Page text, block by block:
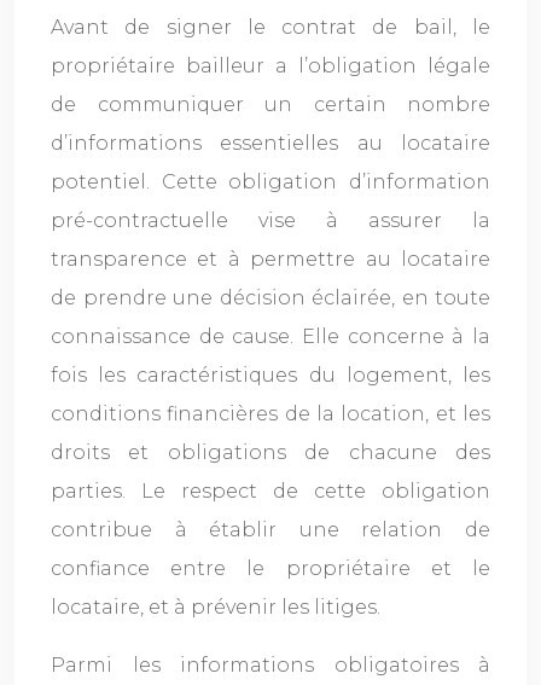
Avant de signer le contrat de bail, le
propriétaire bailleur a l’obligation légale
de communiquer un certain nombre
d’informations essentielles au locataire
potentiel. Cette obligation d’information
pré-contractuelle vise à assurer la
transparence et à permettre au locataire
de prendre une décision éclairée, en toute
connaissance de cause. Elle concerne à la
fois les caractéristiques du logement, les
conditions financières de la location, et les
droits et obligations de chacune des
parties. Le respect de cette obligation
contribue à établir une relation de
confiance entre le propriétaire et le
locataire, et à prévenir les litiges.
Parmi les informations obligatoires à